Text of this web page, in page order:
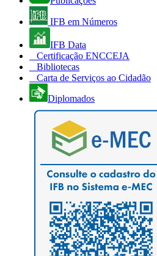
IFB em Números
IFB Data
Certificação ENCCEJA
Bibliotecas
Carta de Serviços ao Cidadão
Diplomados